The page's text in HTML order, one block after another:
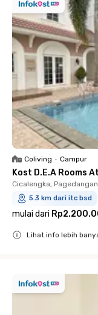
Coliving • Campur
Kost D.E.A Rooms
Cicalengka, Pagedangan
5.3 km dari itc bsd
mulai dari
Lihat info lebih